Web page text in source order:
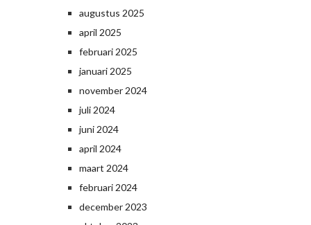
augustus 2025
april 2025
februari 2025
januari 2025
november 2024
juli 2024
juni 2024
april 2024
maart 2024
februari 2024
december 2023